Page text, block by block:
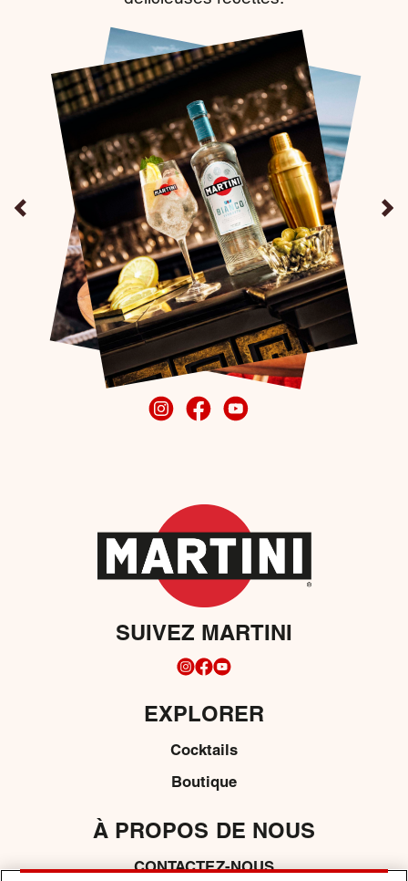
SUIVEZ MARTINI
EXPLORER
Cocktails
Boutique
À PROPOS DE NOUS
CONTACTEZ-NOUS